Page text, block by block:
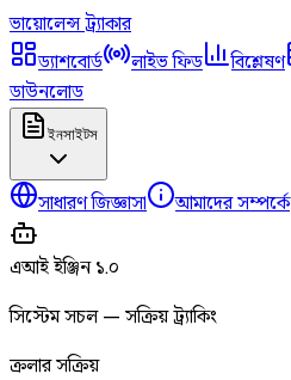
ভায়োলেন্সট্র্যাকার
ড্যাশবোর্ড
লাইভ ফিড বিশ্লেষণ
ডাউনলোড
ইনসাইটস
সাধারণ জিজ্ঞাসা আমাদের সম্পর্কে
এআই ইঞ্জিন ১.০
সিস্টেম সচল — সক্রিয় ট্র্যাকিং
ক্রলার সক্রিয়